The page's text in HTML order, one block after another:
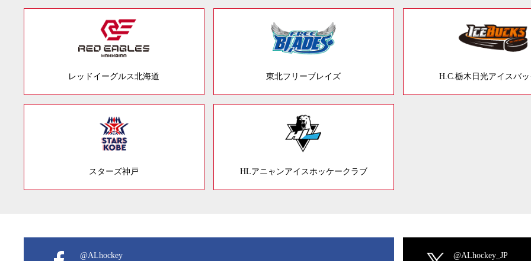
レッドイーグルス北海道 東北フリーブレイズ H.C.栃木日光アイスバ
スターズ神戸 HLアニャンアイスホッケークラブ
@ALhockey @ALhockey_JP